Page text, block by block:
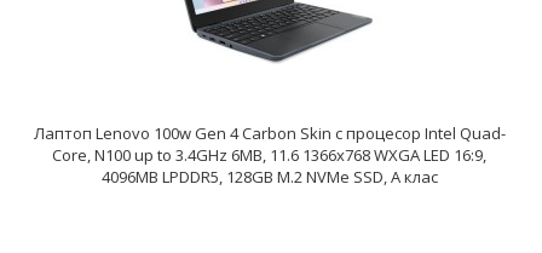
Лаптоп Lenovo 100w Gen 4 Carbon Skin с процесор Intel Quad-
Core, N100 up to 3.4GHz 6MB, 11.6 1366x768 WXGA LED 16:9,
4096MB LPDDR5, 128GB M.2 NVMe SSD, A клас